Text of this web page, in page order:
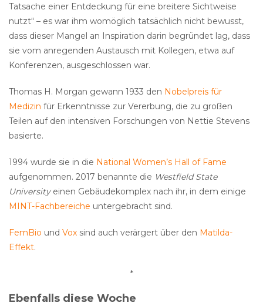
Tatsache einer Entdeckung für eine breitere Sichtweise
nutzt“ – es war ihm womöglich tatsächlich nicht bewusst,
dass dieser Mangel an Inspiration darin begründet lag, dass
sie vom anregenden Austausch mit Kollegen, etwa auf
Konferenzen, ausgeschlossen war.
Thomas H. Morgan gewann 1933 den Nobelpreis für
Medizin für Erkenntnisse zur Vererbung, die zu großen
Teilen auf den intensiven Forschungen von Nettie Stevens
basierte.
1994 wurde sie in die National Women’s Hall of Fame
aufgenommen. 2017 benannte die Westfield State
Universityeinen Gebäudekomplex nach ihr, in dem einige
MINT-Fachbereiche untergebracht sind.
FemBio und Vox sind auch verärgert über den Matilda-
Effekt.
*
Ebenfalls diese Woche